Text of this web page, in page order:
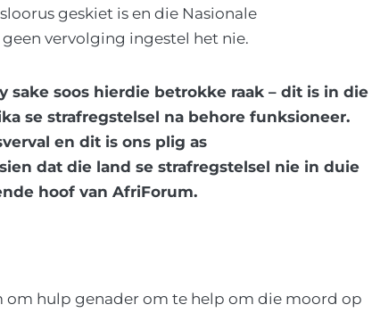
geskiet is en die Nasionale
vervolging ingestel het nie.
sake soos hierdie betrokke raak – dit is in die
se strafregstelsel na behore funksioneer.
en dit is ons plig as
dat die land se strafregstelsel nie in duie
hoof van AfriForum.
om hulp genader om te help om die moord op